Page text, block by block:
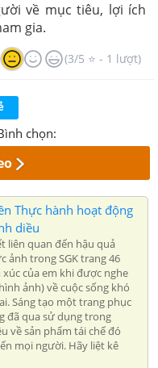
về mục tiêu, lợi ích
gia.
(3/5 ⭐ - 1 lượt)
chọn:
Thực hành hoạt động
diều
liên quan đến hậu quả
ảnh trong SGK trang 46
của em khi được nghe
ảnh) về cuộc sống khó
Sáng tạo một trang phục
đã qua sử dụng trong
về sản phẩm tái chế đó
mọi người. Hãy liệt kê